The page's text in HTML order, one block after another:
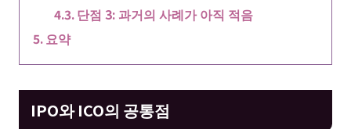
단점 3: 과거의 사례가 아직 적음
요약
IPO와 ICO의 공통점